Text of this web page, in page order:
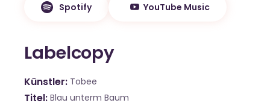
Spotify YouTube Music
Labelcopy
Künstler Tobee
Titel Blau unterm Baum